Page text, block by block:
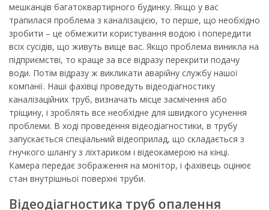
мешканців багатоквартирного будинку. Якщо у вас
трапилася проблема з каналізацією, то перше, що необхідно
зробити – це обмежити користування водою і попередити
всіх сусідів, що живуть вище вас. Якщо проблема виникла на
підприємстві, то краще за все відразу перекрити подачу
води. Потім відразу ж викликати аварійну службу нашої
компанії. Наші фахівці проведуть відеодіагностику
каналізаційних труб, визначать місце засмічення або
тріщину, і зроблять все необхідне для швидкого усунення
проблеми. В ході проведення відеодіагностики, в трубу
запускається спеціальний відеоприлад, що складається з
гнучкого шлангу з ліхтариком і відеокамерою на кінці.
Камера передає зображення на монітор, і фахівець оцінює
стан внутрішньої поверхні труби.
Відеодіагностика труб опалення